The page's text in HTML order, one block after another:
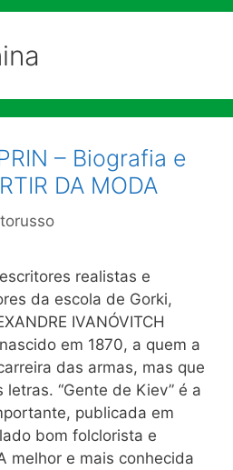
– Biografia e
DA MODA
realistas e
da escola de Gorki,
IVANÓVITCH
em 1870, a quem a
das armas, mas que
“Gente de Kiev” é a
publicada em
bom folclorista e
melhor e mais conhecida